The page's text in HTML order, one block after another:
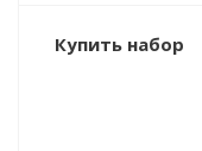
Купить набор